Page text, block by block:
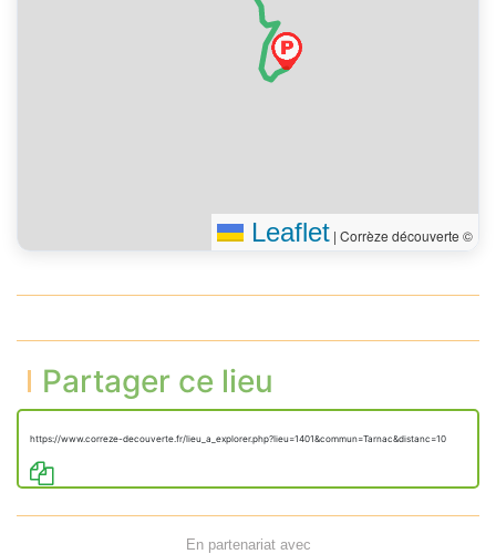
Leaflet | Corrèze découverte ©
Partager ce lieu
https://www.correze-decouverte.fr/lieu_a_explorer.php?lieu=1401&commun=Tarnac&distanc=10
En partenariat avec